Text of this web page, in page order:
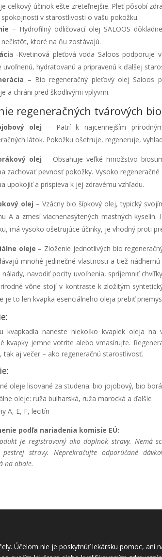
celkový účinok ešte zreteľnejšie. Pleť pôsobí
spokojnosti v starostlivosti o vašu pokožku.
– Hydrofilný odličovací olej SALOOS
ktoré na ňu zostávajú.
a -Kvetinová pleťová voda Saloos podporuje
uvoľnenú, hydratovanú a pripravenú k ďalšej
– Bio regeneračný pleťový olej Saloos
a chráni pred škodlivými vplyvmi.
regeneračných tvárových
olej
– Patrí k najcennejším
látok. Pokožku ošetruje, regeneruje,
olej – Obsahuje veľké množstvo
zachovať pevnosť pokožky. Vysoko
upokojiť a prispieva k jej zdravému vzhľadu.
olej – Vzácny bio šípkový olej, typický
A a zmesí viacnenasýtených mastných
má vysoko ošetrujúce účinky, je vhodný proti
oleje – Zloženie jednotlivých bio
mnohé jedinečné vlastnosti a tiež
nálady, navodiť pocity uvoľnenia, spríjemniť
vône stojí v kontraste k zložitým
je to len kvapka esenciálneho oleja prebiť
kvapkadla naneste niekoľko kvapiek oleja
kvapky jemne votrite alebo vmasírujte.
tak aj večer – ako regeneračnú starostlivosť.
oleje lisované za studena: bio jojobový, bio
oleje: ruža bulharská, ruža marocká a ďalšie
A, E, F, lecitín
podľa nariadenia komisie EÚ:
je registrovaný ako doplnok stravy. Nemá
pestrej stravy. Neprekračujte odporúčané
na obale.
Účelom nie je poskytnúť lekársku pomoc,